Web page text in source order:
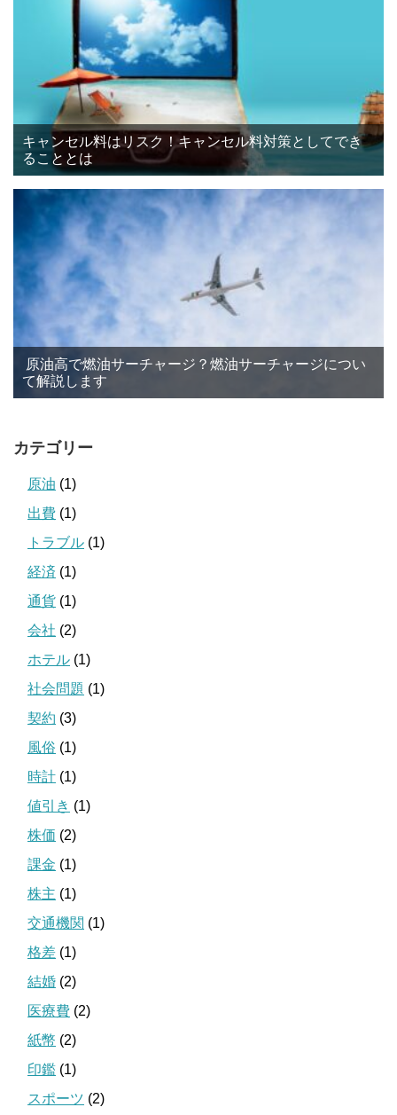
キャンセル料はリスク！キャンセル料対策としてでき
ることとは
原油高で燃油サーチャージ？燃油サーチャージについ
て解説します
カテゴリー
原油 (1)
出費 (1)
トラブル (1)
経済 (1)
通貨 (1)
会社 (2)
ホテル (1)
社会問題 (1)
契約 (3)
風俗 (1)
時計 (1)
値引き (1)
株価 (2)
課金 (1)
株主 (1)
交通機関 (1)
格差 (1)
結婚 (2)
医療費 (2)
紙幣 (2)
印鑑 (1)
スポーツ (2)